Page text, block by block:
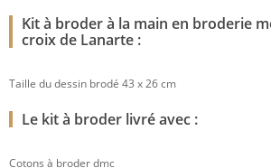
Kit à broder à la main en broderie
croix de Lanarte :
Taille du dessin brodé 43 x 26 cm
Le kit à broder livré avec :
Cotons à broder dmc